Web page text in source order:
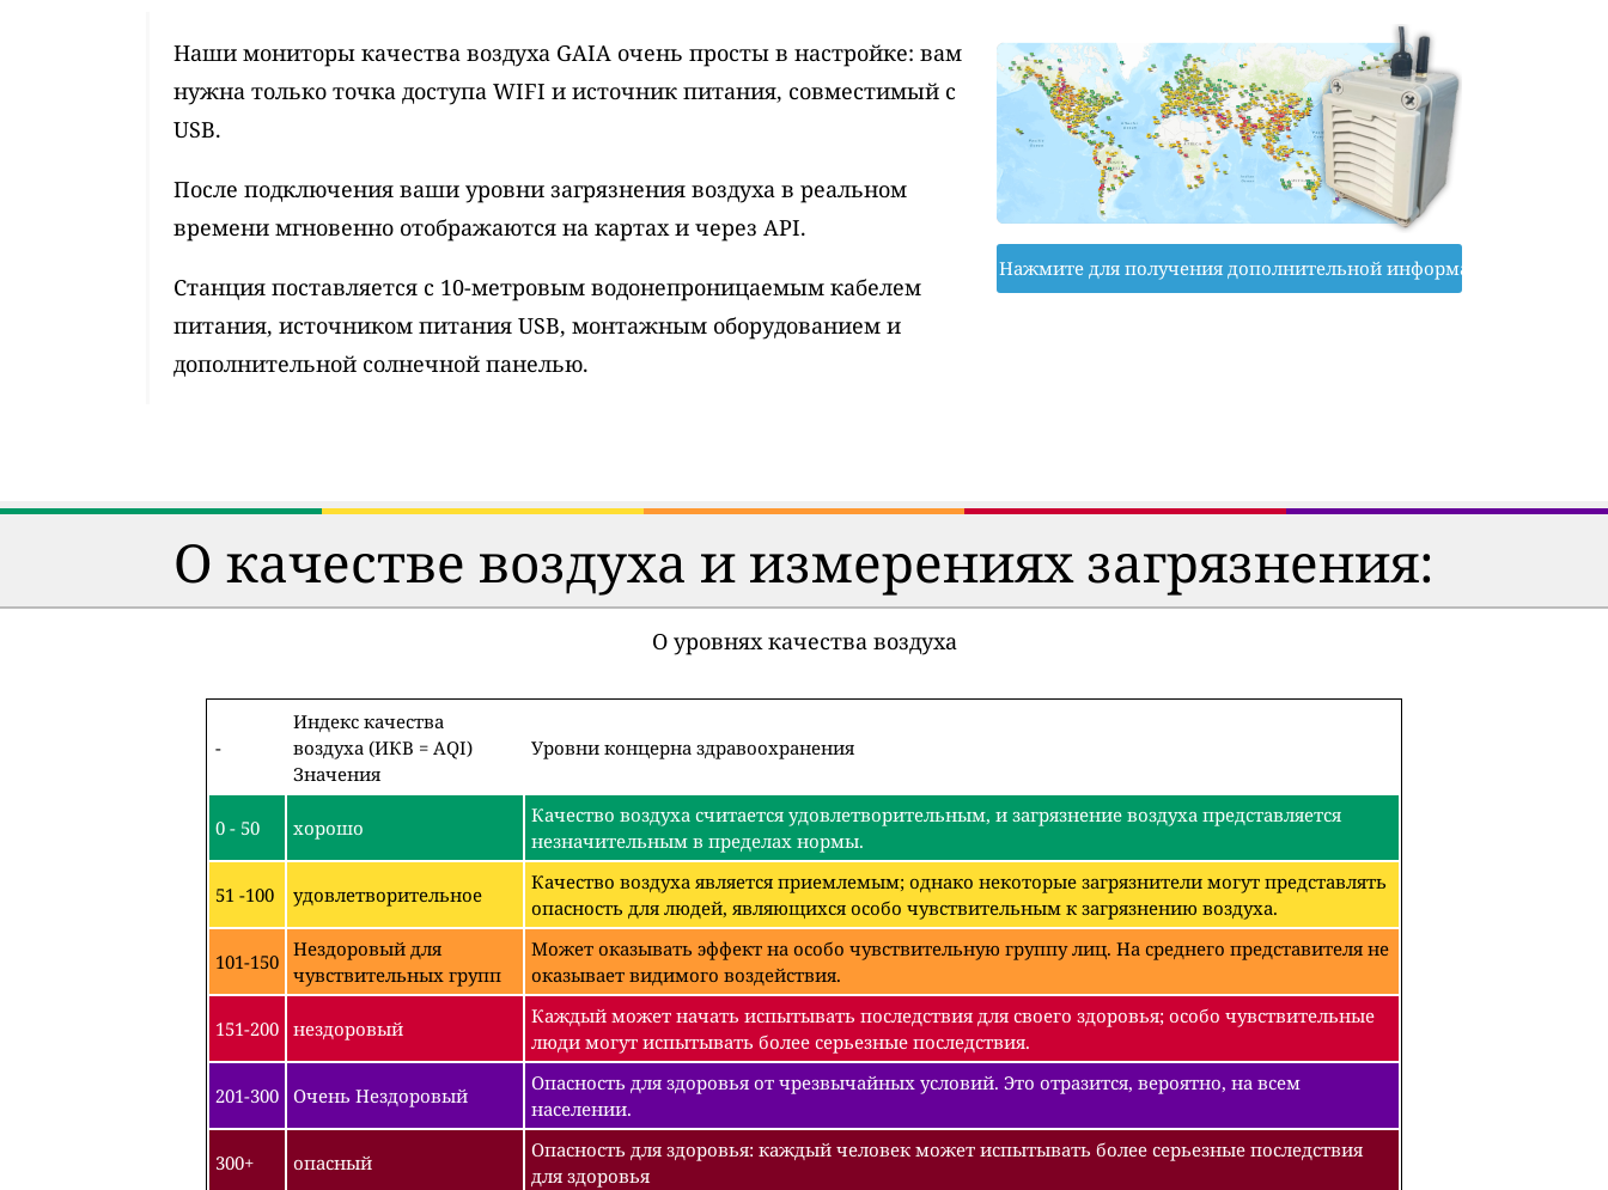
Наши мониторы качества воздуха GAIA очень просты в настройке: вам
нужна только точка доступа WIFI и источник питания, совместимый с
USB.
После подключения ваши уровни загрязнения воздуха в реальном
времени мгновенно отображаются на картах и через API.
Станция поставляется с 10-метровым водонепроницаемым кабелем
питания, источником питания USB, монтажным оборудованием и
дополнительной солнечной панелью.
Нажмите для получения дополнительной информации
О качестве воздуха и измерениях загрязнения:
О уровнях качества воздуха
-
Индекс качества
воздуха (ИКВ = AQI)
Значения
Уровни концерна здравоохранения
0 - 50 хорошо
Качество воздуха считается удовлетворительным, и загрязнение воздуха представляется
незначительным в пределах нормы.
51 -100 удовлетворительное
Качество воздуха является приемлемым; однако некоторые загрязнители могут представлять
опасность для людей, являющихся особо чувствительным к загрязнению воздуха.
101-150
Нездоровый для
чувствительных групп
Может оказывать эффект на особо чувствительную группу лиц. На среднего представителя не
оказывает видимого воздействия.
151-200 нездоровый
Каждый может начать испытывать последствия для своего здоровья; особо чувствительные
люди могут испытывать более серьезные последствия.
201-300 Очень Нездоровый
Опасность для здоровья от чрезвычайных условий. Это отразится, вероятно, на всем
населении.
300+ опасный
Опасность для здоровья: каждый человек может испытывать более серьезные последствия
для здоровья